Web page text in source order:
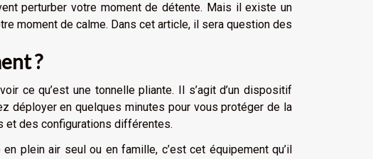
perturber votre moment de détente. Mais il existe un
moment de calme. Dans cet article, il sera question des
?
ce qu’est une tonnelle pliante. Il s’agit d’un dispositif
déployer en quelques minutes pour vous protéger de la
et des configurations différentes.
plein air seul ou en famille, c’est cet équipement qu’il